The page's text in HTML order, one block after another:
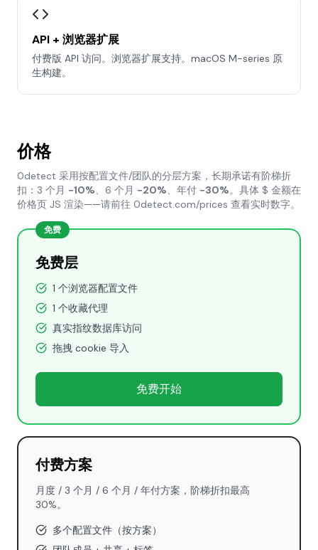
API + 浏览器扩展
付费版 API 访问。浏览器扩展支持。macOS M-series 原
生构建。
价格
0detect 采用按配置文件/团队的分层方案，长期承诺有阶梯折
扣：3 个月 −10%、6 个月 −20%、年付 −30%。具体 $ 金额在
价格页 JS 渲染——请前往 0detect.com/prices 查看实时数字。
免费
免费层
1 个浏览器配置文件
1 个收藏代理
真实指纹数据库访问
拖拽 cookie 导入
免费开始
付费方案
月度 / 3 个月 / 6 个月 / 年付方案，阶梯折扣最高
30%。
多个配置文件（按方案）